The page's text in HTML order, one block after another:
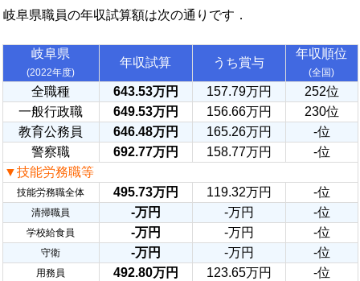
岐阜県職員の年収試算額は次の通りです．
岐阜県
(2022年度)
年収試算 うち賞与
年収順位
(全国)
全職種 643.53万円 157.79万円
252位
一般行政職
649.53万円 156.66万円
230位
教育公務員
646.48万円 165.26万円
-位
警察職
692.77万円 158.77万円
-位
▼技能労務職等
技能労務職全体 495.73万円 119.32万円 -位
清掃職員 -万円 -万円 -位
学校給食員 -万円 -万円 -位
守衛 -万円 -万円 -位
用務員 492.80万円 123.65万円 -位